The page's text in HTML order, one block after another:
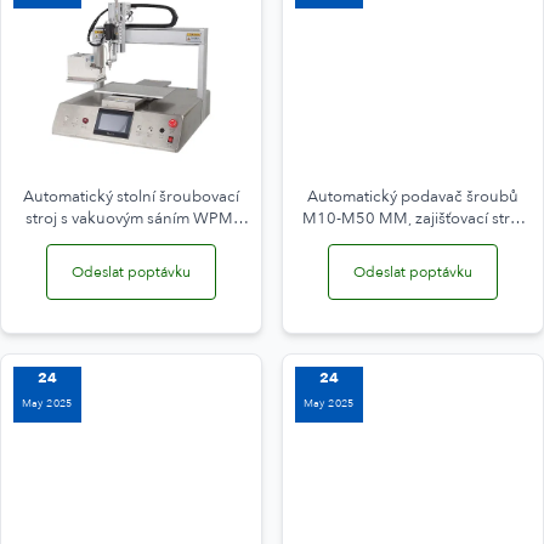
Automatický stolní šroubovací
stroj s vakuovým sáním WPM-
4220-2Z
Odeslat poptávku
Automatický podavač šroubů
M10-M50 MM, zajišťovací stroj
WPM-1050H
Odeslat poptávku
24
May 2025
24
May 2025